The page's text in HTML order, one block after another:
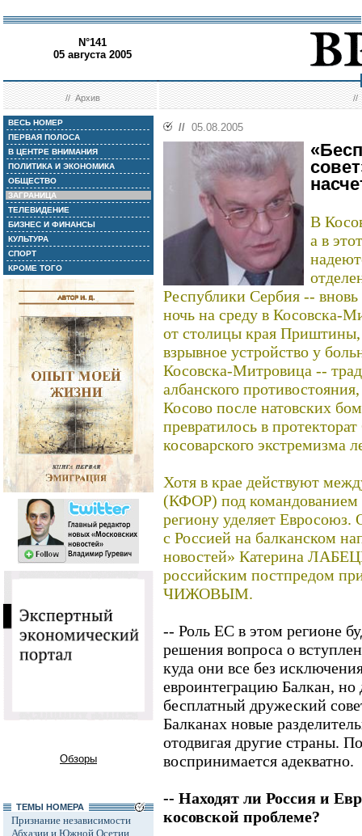
N°141
05 августа 2005
//Архив //
ВЕСЬ НОМЕР
ПЕРВАЯ ПОЛОСА
В ЦЕНТРЕ ВНИМАНИЯ
ПОЛИТИКА И ЭКОНОМИКА
ОБЩЕСТВО
ЗАГРАНИЦА
ТЕЛЕВИДЕНИЕ
БИЗНЕС И ФИНАНСЫ
КУЛЬТУРА
СПОРТ
КРОМЕ ТОГО
Обзоры
ТЕМЫ НОМЕРА
Признание независимости
Абхазии и Южной Осетии
// 05.08.2005
В
а в
Республики Сербия --
ночь на среду в Косовска-
от столицы края Приштины,
взрывное устройство у
Косовска-Митровица --
албанского
Косово после натовских
превратилось в
косоварского экстремизма
Хотя в крае действуют
(КФОР) под
региону уделяет Евросоюз.
с Россией на балканском
новостей» Катерина
российским постпредом
ЧИЖОВЫМ.
-- Роль ЕС в этом регионе
решения вопроса о
куда они все без
евроинтеграцию Балкан,
бесплатный дружеский
Балканах новые
отодвигая другие страны.
воспринимается адекватно.
-- Находят ли Россия и
косовской проблеме?